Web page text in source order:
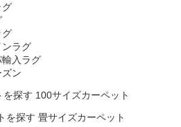
グ
グ
ラグ
輸入ラグ
ン
100サイズカーペット
畳サイズカーペット